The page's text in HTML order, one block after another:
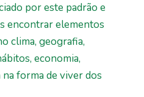
por este padrão e
encontrar elementos
clima, geografia,
economia,
forma de viver dos